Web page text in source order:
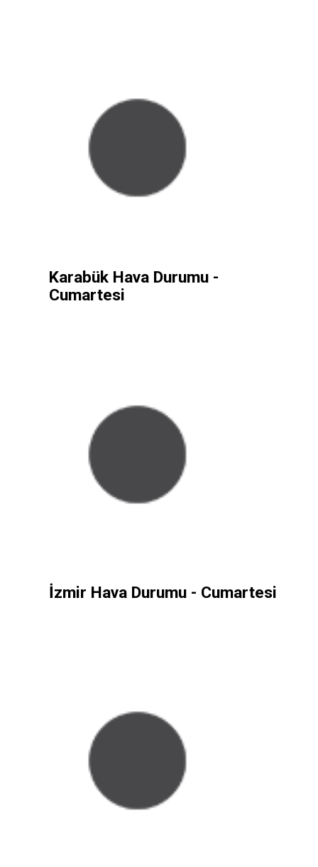
Karabük Hava Durumu -
Cumartesi
İzmir Hava Durumu - Cumartesi